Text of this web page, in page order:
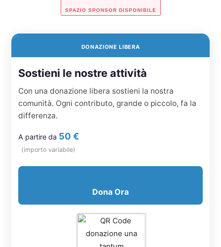
SPAZIO SPONSOR DISPONIBILE
DONAZIONE LIBERA
Sostieni le nostre attività
Con una donazione libera sostieni la nostra
comunità. Ogni contributo, grande o piccolo, fa la
differenza.
A partire da 50 €
(importo variabile)
Dona Ora